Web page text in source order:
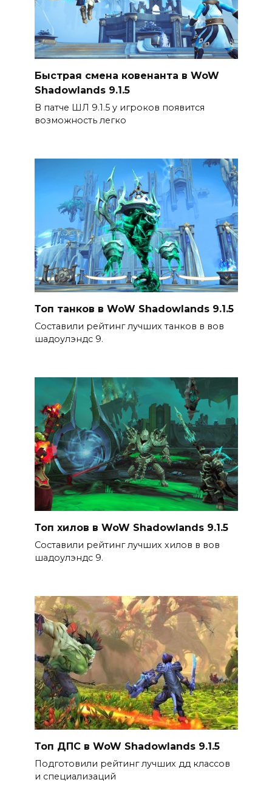
Быстрая смена ковенанта в WoW
Shadowlands 9.1.5
В патче ШЛ 9.1.5 у игроков появится
возможность легко
Топ танков в WoW Shadowlands 9.1.5
Составили рейтинг лучших танков в вов
шадоулэндс 9.
Топ хилов в WoW Shadowlands 9.1.5
Составили рейтинг лучших хилов в вов
шадоулэндс 9.
Топ ДПС в WoW Shadowlands 9.1.5
Подготовили рейтинг лучших дд классов
и специализаций